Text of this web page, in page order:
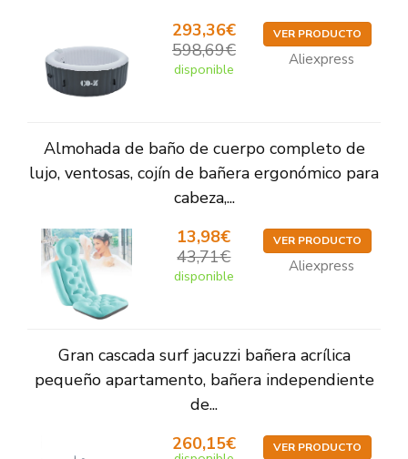
293,36€
598,69€
disponible
VER PRODUCTO
Aliexpress
Almohada de baño de cuerpo completo de
lujo, ventosas, cojín de bañera ergonómico para
cabeza,...
13,98€
43,71€
disponible
VER PRODUCTO
Aliexpress
Gran cascada surf jacuzzi bañera acrílica
pequeño apartamento, bañera independiente
de...
260,15€
VER PRODUCTO